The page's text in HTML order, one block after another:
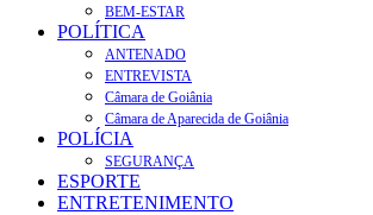
BEM-ESTAR
POLÍTICA
ANTENADO
ENTREVISTA
Câmara de Goiânia
Câmara de Aparecida de Goiânia
POLÍCIA
SEGURANÇA
ESPORTE
ENTRETENIMENTO